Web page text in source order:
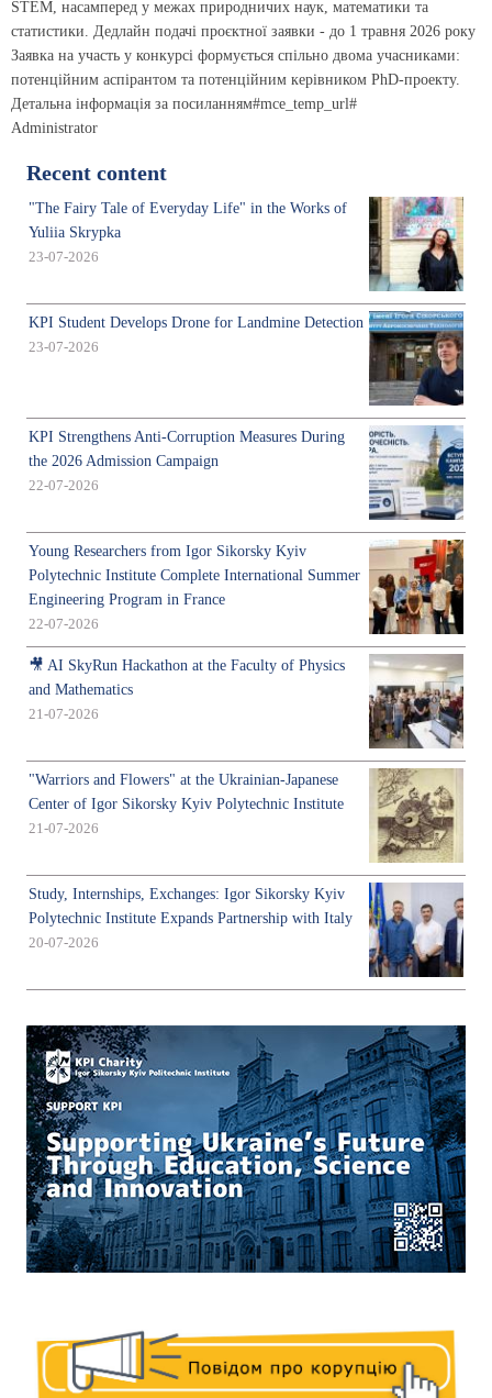
STEM, насамперед у межах природничих наук, математики та
статистики. Дедлайн подачі проєктної заявки - до 1 травня 2026 року
Заявка на участь у конкурсі формується спільно двома учасниками:
потенційним аспірантом та потенційним керівником PhD-проекту.
Детальна інформація за посиланням#mce_temp_url#
Administrator
Recent content
"The Fairy Tale of Everyday Life" in the Works of
Yuliia Skrypka
23-07-2026
KPI Student Develops Drone for Landmine Detection
23-07-2026
KPI Strengthens Anti-Corruption Measures During
the 2026 Admission Campaign
22-07-2026
Young Researchers from Igor Sikorsky Kyiv
Polytechnic Institute Complete International Summer
Engineering Program in France
22-07-2026
🎥 AI SkyRun Hackathon at the Faculty of Physics
and Mathematics
21-07-2026
"Warriors and Flowers" at the Ukrainian-Japanese
Center of Igor Sikorsky Kyiv Polytechnic Institute
21-07-2026
Study, Internships, Exchanges: Igor Sikorsky Kyiv
Polytechnic Institute Expands Partnership with Italy
20-07-2026